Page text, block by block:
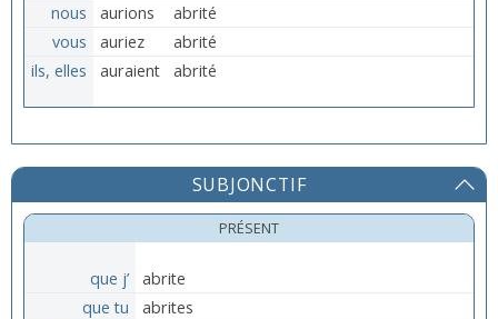
nous
aurions
abrité
vous
auriez
abrité
ils, elles
auraient abrité
SUBJONCTIF
PRÉSENT
que j’
abrite
que tu
abrites